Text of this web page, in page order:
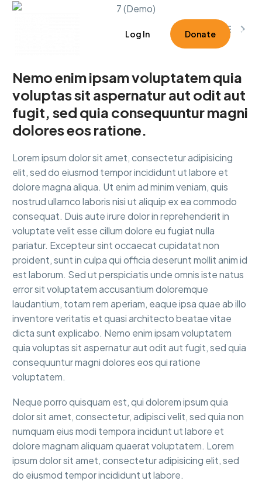
Log In Donate
0   
Nemo enim ipsam voluptatem quia
voluptas sit aspernatur aut odit aut
fugit, sed quia consequuntur magni
dolores eos ratione.
Lorem ipsum dolor sit amet, consectetur adipisicing
elit, sed do eiusmod tempor incididunt ut labore et
dolore magna aliqua. Ut enim ad minim veniam, quis
nostrud ullamco laboris nisi ut aliquip ex ea commodo
consequat. Duis aute irure dolor in reprehenderit in
voluptate velit esse cillum dolore eu fugiat nulla
pariatur. Excepteur sint occaecat cupidatat non
proident, sunt in culpa qui officia deserunt mollit anim id
est laborum. Sed ut perspiciatis unde omnis iste natus
error sit voluptatem accusantium doloremque
laudantium, totam rem aperiam, eaque ipsa quae ab illo
inventore veritatis et quasi architecto beatae vitae
dicta sunt explicabo. Nemo enim ipsam voluptatem
quia voluptas sit aspernatur aut odit aut fugit, sed quia
consequuntur magni dolores eos qui ratione
voluptatem.
Neque porro quisquam est, qui dolorem ipsum quia
dolor sit amet, consectetur, adipisci velit, sed quia non
numquam eius modi tempora incidunt ut labore et
dolore magnam aliquam quaerat voluptatem. Lorem
ipsum dolor sit amet, consectetur adipisicing elit, sed
do eiusmod tempor incididunt ut labore.